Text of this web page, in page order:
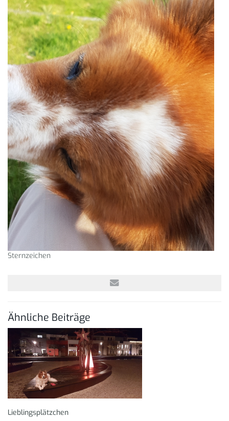
Sternzeichen
Ähnliche Beiträge
Lieblingsplätzchen